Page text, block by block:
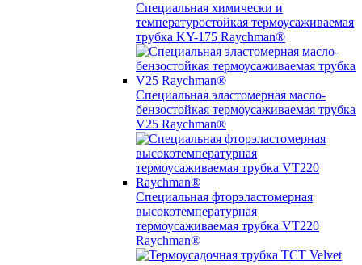
Специальная химически и
температуростойкая термоусаживаемая
трубка KY-175 Raychman®
Специальная эластомерная масло-
бензостойкая термоусаживаемая трубка
V25 Raychman®
Специальная фторэластомерная
высокотемпературная
термоусаживаемая трубка VT220
Raychman®